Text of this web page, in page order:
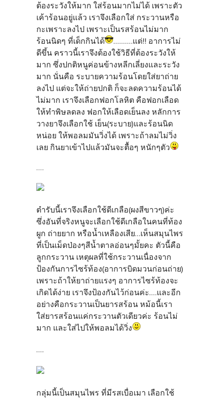
ต้องระวังให้มาก ใส่ร้อนมากไม่ได้ เพราะตัว
เค้าร้อนอยู่แล้ว เราจึงเลือกใส่ กระวานหรือ
กะเพราะลงไป เพราะเป็นรสร้อนไม่มาก
ร้อนนิดๆ ที่เด็กกินได้
..........แต่!! อาการไม่
ดีขึ้น คราวนี้เราจึงต้องใช้วิธีที่ต้องระวังให้
มาก ซึ่งปกติหนูค่อนข้างหลีกเลี่ยงและระวัง
มาก นั่นคือ ระบายความร้อนโดยใส่ยาถ่าย
ลงไป แต่จะให้ถ่ายปกติ ก็จะลดความร้อนได้
ไม่มาก เราจึงเลือกฟอกโลหิต คือฟอกเลือด
ให้ทำพิษลดลง ฟอกให้เลือดเย็นลง หลักการ
วางยาจึงเลือกใช้ เย็น(ระบาย)และร้อนนิด
หน่อย ให้พอลมมันวิ่งได้ เพราะถ้าลมไม่วิ่ง
เลย กินยาเข้าไปแล้วมันจะตื้อๆ หนักๆตัว
....
ตำรับนี้เราจึงเลือกใช้ดีเกลือ(ผงสีขาวๆ)ค่ะ
ซึ่งอันที่จริงหนูจะเลือกใช้ดีเกลือในคนที่ท้อง
ผูก ถ่ายยาก หรือน้ำเหลืองเสีย...เห็นสมุนไพร
ที่เป็นเม็ดป่องๆสีน้ำตาลอ่อนๆมั้ยคะ ตัวนี้คือ
ลูกกระวาน เหตุผลที่ใช้กระวานเนื่องจาก
ป้องกันการไซร้ท้อง(อาการบิดมวนก่อนถ่าย)
เพราะถ้าให้ยาถ่ายแรงๆ อาการไซร้ท้องจะ
เกิดได้ง่าย เราจึงป้องกันไว้ก่อนค่ะ....และอีก
อย่างคือกระวานเป็นยารสร้อน หม้อนี้เรา
ใส่ยารสร้อนแค่กระวานตัวเดียวค่ะ ร้อนไม่
มาก และใส่ไปให้พอลมได้วิ่ง
....
กลุ่มนี้เป็นสมุนไพร ที่มีรสเบื่อเมา เลือกใช้